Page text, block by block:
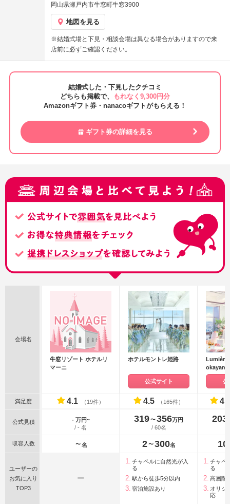
岡山県瀬戸内市牛窓町牛窓3900
地図を見る
※結婚式場と下見・相談会場は異なる場合がありますので来
店前に必ずご確認ください。
結婚式した・下見したクチコミ
どちらも掲載で、
もれなく9,300円分
Amazonギフト券・nanacoギフトがもらえる！
ギフト券の詳細を見る
会場名
牛窓リゾート ホテルリ
マーニ
ホテルモントレ姫路
公式サイト
Lumière
STYLE）
公
満足度 4.1 （19件） 4.5 （165件）
公式見積
- 万円~
/ - 名
319〜356万円
/ 60名
203
収容人数 〜 名 2 〜 300名 10
ユーザーの
お気に入り
TOP3
ー
チャペルに自然光が入
る
駅から徒歩5分以内
宿泊施設あり
チャペ
る
高層階
オリジ
応